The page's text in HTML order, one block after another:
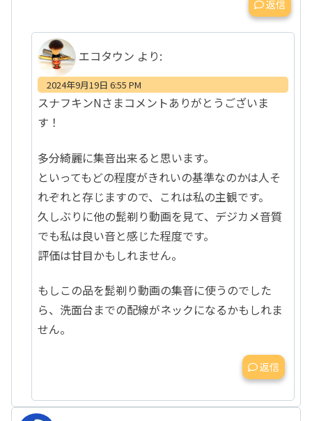
返信
エコタウン より:
2024年9月19日 6:55 PM
スナフキンNさまコメントありがとうございま
す！
多分綺麗に集音出来ると思います。
といってもどの程度がきれいの基準なのかは人そ
れぞれと存じますので、これは私の主観です。
久しぶりに他の髭剃り動画を見て、デジカメ音質
でも私は良い音と感じた程度です。
評価は甘目かもしれません。
もしこの品を髭剃り動画の集音に使うのでした
ら、洗面台までの配線がネックになるかもしれま
せん。
返信